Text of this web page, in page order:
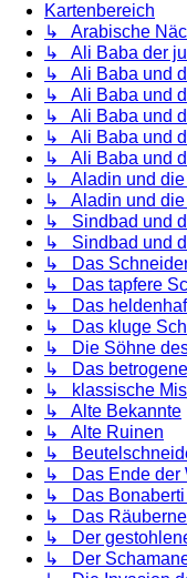
Kartenbereich
↳ Arabische
↳ Ali Baba der
↳ Ali Baba und
↳ Ali Baba und
↳ Ali Baba und
↳ Ali Baba und
↳ Ali Baba und
↳ Aladin und die
↳ Aladin und die
↳ Sindbad und
↳ Sindbad und
↳ Das
↳ Das tapfere
↳ Das
↳ Das kluge
↳ Die Söhne
↳ Das
↳ klassische
↳ Alte Bekannte
↳ Alte Ruinen
↳
↳ Das Ende der
↳ Das Bonaberti
↳ Das
↳ Der
↳ Der